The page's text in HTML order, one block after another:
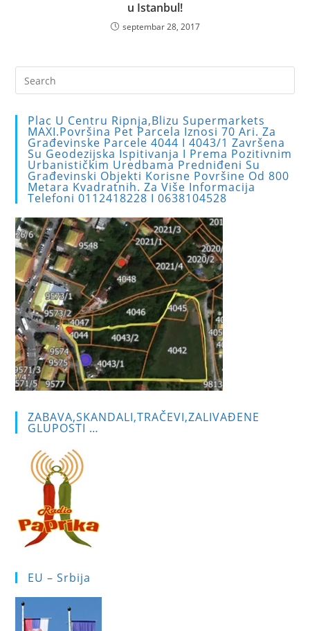
u Istanbul!
septembar 28, 2017
Plac U Centru Ripnja,blizu Supermarkets
MAXI.Površina Pet Parcela Iznosi 70 Ari. Za
Građevinske Parcele 4044 I 4043/1 Završena
Su Geodezijska Ispitivanja I Prema Pozitivnim
Urbanističkim Uredbama Predniđeni Su
Građevinski Objekti Korisne Površine Od 800
Metara Kvadratnih. Za Više Informacija
Telefoni 0112418228 I 0638104528
ZABAVA,SKANDALI,TRAČEVI,ZALIVAĐENE
GLUPOSTI …
EU – Srbija